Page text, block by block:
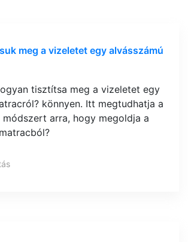
meg a vizeletet egy alvásszámú
tisztítsa meg a vizeletet egy
könnyen. Itt megtudhatja a
arra, hogy megoldja a